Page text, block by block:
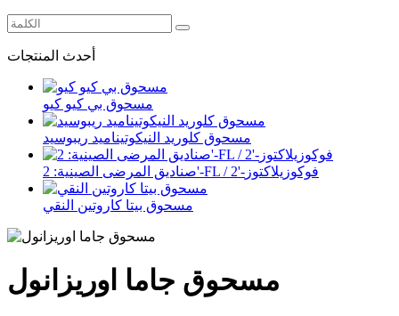
أحدث المنتجات
مسحوق بي كيو كيو
مسحوق كلوريد النيكوتيناميد ريبوسيد
صناديق المرضى الصينية: 2'-FL / 2'-فوكوزيلاكتوز
مسحوق بيتا كاروتين النقي
مسحوق جاما اوريزانول